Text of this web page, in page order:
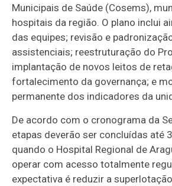
Municipais de Saúde (Cosems),
hospitais da região. O plano inclui
das equipes; revisão e
assistenciais; reestruturação do
implantação de novos leitos de
fortalecimento da governança; e
permanente dos indicadores da
De acordo com o cronograma da
etapas deverão ser concluídas até
quando o Hospital Regional de
operar com acesso totalmente
expectativa é reduzir a